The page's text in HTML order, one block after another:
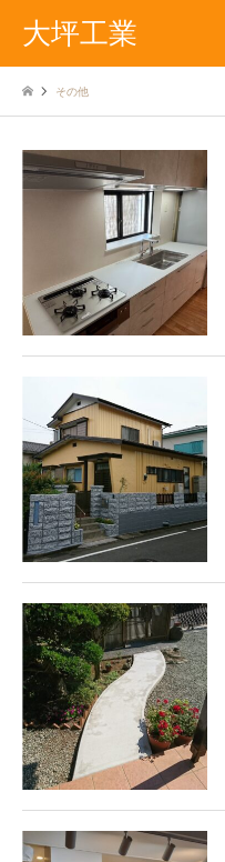
大坪工業
その他